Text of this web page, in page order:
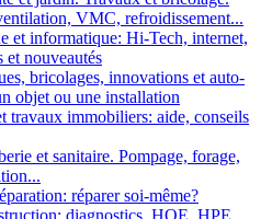
VMC, refroidissement...
et informatique: Hi-Tech, internet,
et nouveautés
bricolages, innovations et auto-
objet ou une installation
travaux immobiliers: aide, conseils
et sanitaire. Pompage, forage,
réparer soi-même?